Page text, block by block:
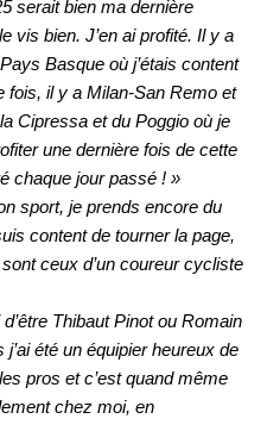
serait bien ma dernière
vis bien. J’en ai profité. Il y a
Basque où j’étais content
fois, il y a Milan-San Remo et
Cipressa et du Poggio où je
une dernière fois de cette
chaque jour passé ! »
sport, je prends encore du
content de tourner la page,
ceux d’un coureur cycliste
Thibaut Pinot ou Romain
été un équipier heureux de
pros et c’est quand même
chez moi, en